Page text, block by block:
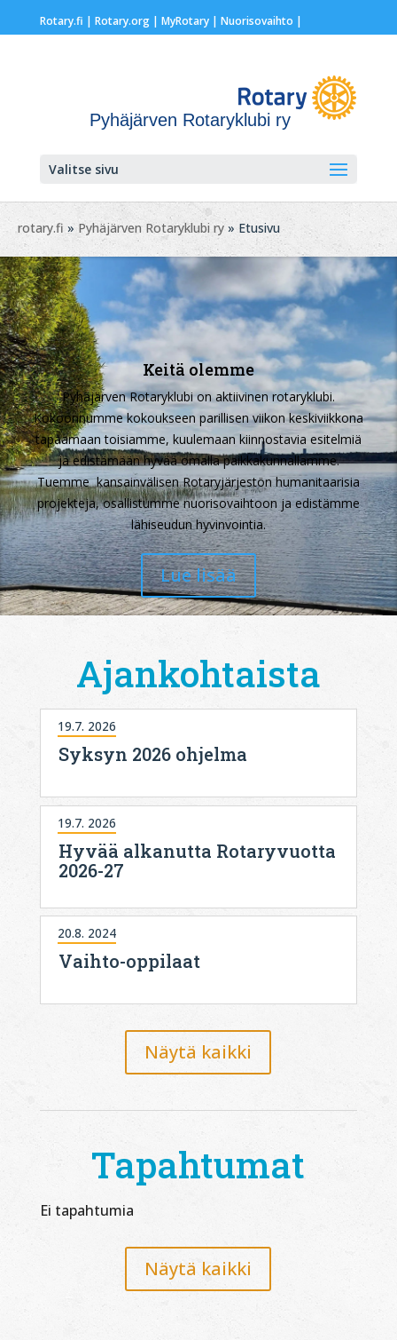
Rotary.fi | Rotary.org| MyRotary | Nuorisovaihto |
Pyhäjärven Rotaryklubi ry
Valitse sivu
rotary.fi » Pyhäjärven Rotaryklubi ry » Etusivu
Keitä olemme
Pyhäjärven Rotaryklubion aktiivinenrotaryklubi.
Kokoonnummekokoukseen parillisen viikon keskiviikkona
tapaamaan toisiamme, kuulemaan kiinnostavia esitelmiä
ja edistämään hyvää omalla paikkakunnallamme.
Tuemme kansainvälisen Rotaryjärjestön humanitaarisia
projekteja, osallistumme nuorisovaihtoon ja edistämme
lähiseudun hyvinvointia.
Lue lisää
Ajankohtaista
Syksyn 2026 ohjelma
19.7. 2026
Hyvää alkanutta Rotaryvuotta
2026-27
19.7. 2026
Vaihto-oppilaat
20.8. 2024
Näytä kaikki
Tapahtumat
Ei tapahtumia
Näytä kaikki